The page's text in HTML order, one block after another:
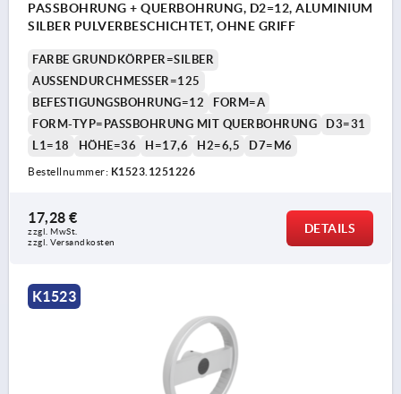
PASSBOHRUNG + QUERBOHRUNG, D2=12, ALUMINIUM
SILBER PULVERBESCHICHTET, OHNE GRIFF
FARBE GRUNDKÖRPER=SILBER
AUSSENDURCHMESSER=125
BEFESTIGUNGSBOHRUNG=12
FORM=A
FORM-TYP=PASSBOHRUNG MIT QUERBOHRUNG
D3=31
L1=18
HÖHE=36 H=17,6 H2=6,5 D7=M6
Bestellnummer: K1523.1251226
17,28 €
zzgl. MwSt.
zzgl. Versandkosten
DETAILS
K1523